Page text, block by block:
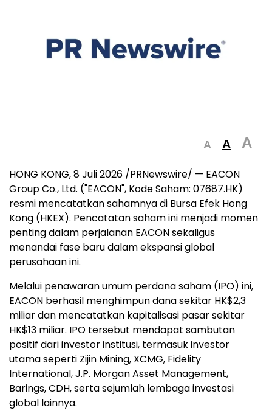
A A A
HONG KONG, 8 Juli 2026 /PRNewswire/ — EACON
Group Co., Ltd. ("EACON", Kode Saham: 07687.HK)
resmi mencatatkan sahamnya di Bursa Efek Hong
Kong (HKEX). Pencatatan saham ini menjadi momen
penting dalam perjalanan EACON sekaligus
menandai fase baru dalam ekspansi global
perusahaan ini.
Melalui penawaran umum perdana saham (IPO) ini,
EACON berhasil menghimpun dana sekitar HK$2,3
miliar dan mencatatkan kapitalisasi pasar sekitar
HK$13 miliar. IPO tersebut mendapat sambutan
positif dari investor institusi, termasuk investor
utama seperti Zijin Mining, XCMG, Fidelity
International, J.P. Morgan Asset Management,
Barings, CDH, serta sejumlah lembaga investasi
global lainnya.